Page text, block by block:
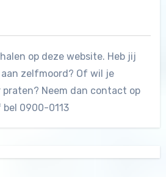
op deze website. Heb jij
zelfmoord? Of wil je
praten? Neem dan contact op
0900-0113